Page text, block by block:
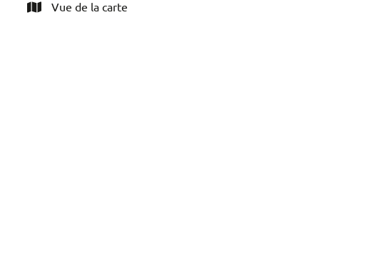
Vue de la carte